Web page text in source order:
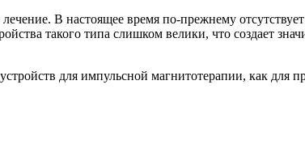
В настоящее время по-прежнему
такого типа слишком велики, что создает
для импульсной магнитотерапии, как для